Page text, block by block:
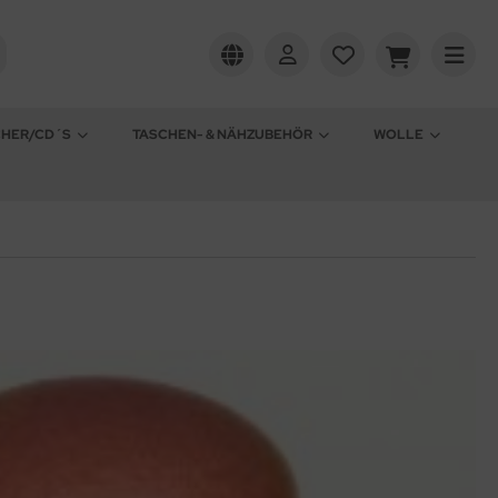
CD´S TASCHEN- & NÄHZUBEHÖR WOLLE